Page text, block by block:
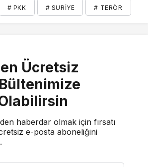
# PKK # SURIYE # TERÖR
Ücretsiz
haberdar olmak için fırsatı
e-posta aboneliğini